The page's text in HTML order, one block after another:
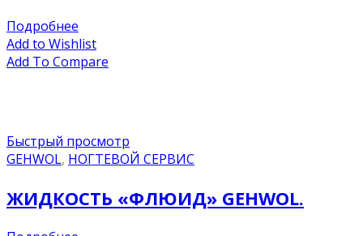
Подробнее
Add to Wishlist
Add To Compare
Быстрый просмотр
GEHWOL, НОГТЕВОЙ СЕРВИС
ЖИДКОСТЬ «ФЛЮИД» GEHWOL.